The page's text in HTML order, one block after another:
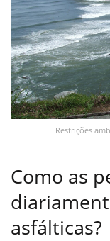
Restrições
Como as
asfálticas?